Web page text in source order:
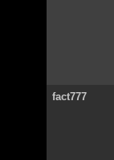
fact777